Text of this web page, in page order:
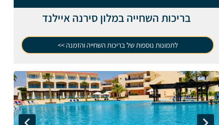
בריכות השחייה במלון סירנה איילנד
לתמונות נוספות של בריכות השחייה והזמנה >>